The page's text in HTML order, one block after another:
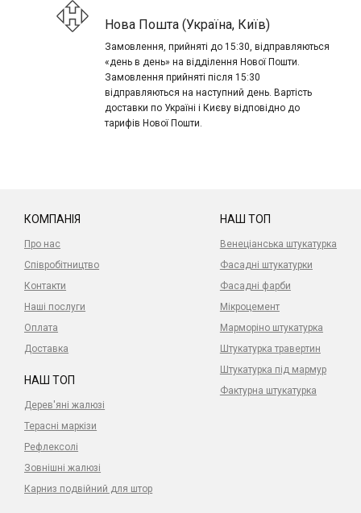
Нова Пошта (Україна, Київ)
Замовлення, прийняті до 15:30, відправляються
«день в день» на відділення Нової Пошти.
Замовлення прийняті після 15:30
відправляються на наступний день. Вартість
доставки по Україні і Києву відповідно до
тарифів Нової Пошти.
КОМПАНІЯ
Про нас
Співробітництво
Контакти
Наші послуги
Оплата
Доставка
НАШ ТОП
Венеціанська штукатурка
Фасадні штукатурки
Фасадні фарби
Мікроцемент
Марморіно штукатурка
Штукатурка травертин
Штукатурка під мармур
Фактурна штукатурка
НАШ ТОП
Дерев'яні жалюзі
Терасні маркізи
Рефлексолі
Зовнішні жалюзі
Карниз подвійний для штор